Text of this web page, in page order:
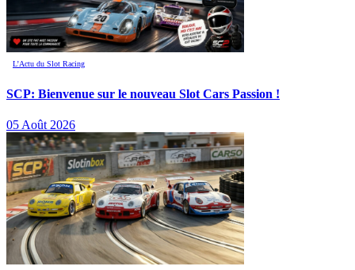
L’Actu du Slot Racing
SCP: Bienvenue sur le nouveau Slot Cars Passion !
05 Août 2026